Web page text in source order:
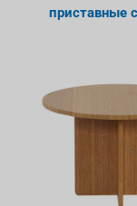
приставные